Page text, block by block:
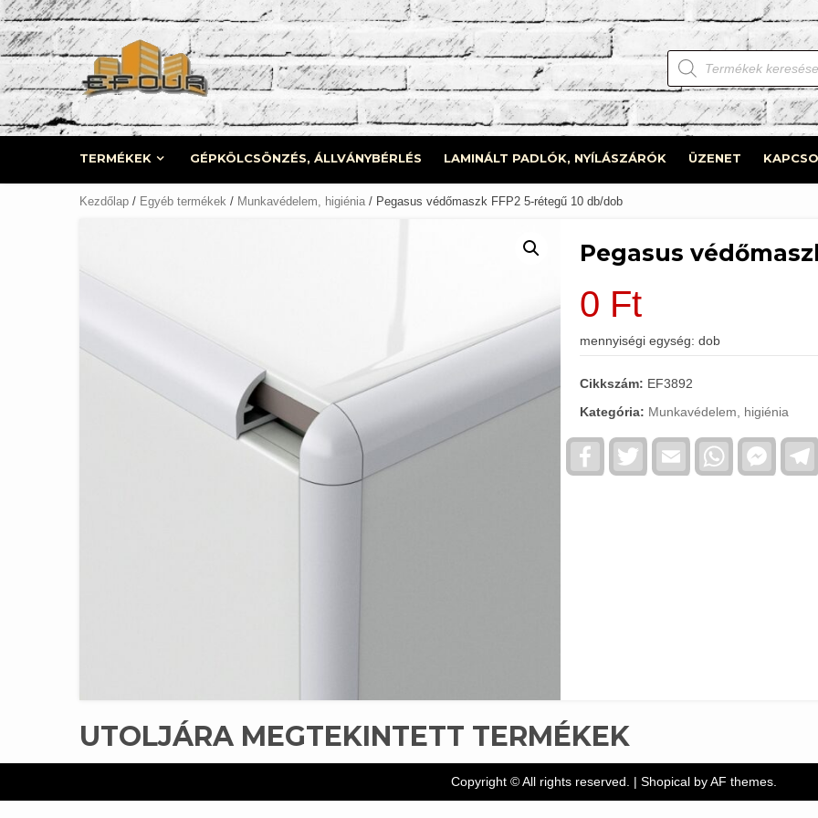
Skip
to
content
Products
search
TERMÉKEK GÉPKÖLCSÖNZÉS, ÁLLVÁNYBÉRLÉS LAMINÁLT PADLÓK, NYÍLÁSZÁRÓK ÜZENET
Kezdőlap / Egyéb termékek / Munkavédelem, higiénia / Pegasus védőmaszk FFP2 5-rétegű 10 db/dob
Pegasus
0 Ft
mennyiségi egység: dob
Cikkszám: EF3892
Kategória: Munkavédelem, higiénia
FacebookTwitter Email WhatsApp
UTOLJÁRA MEGTEKINTETT TERMÉKEK
Copyright © All rights reserved. | Shopicalby AF themes.